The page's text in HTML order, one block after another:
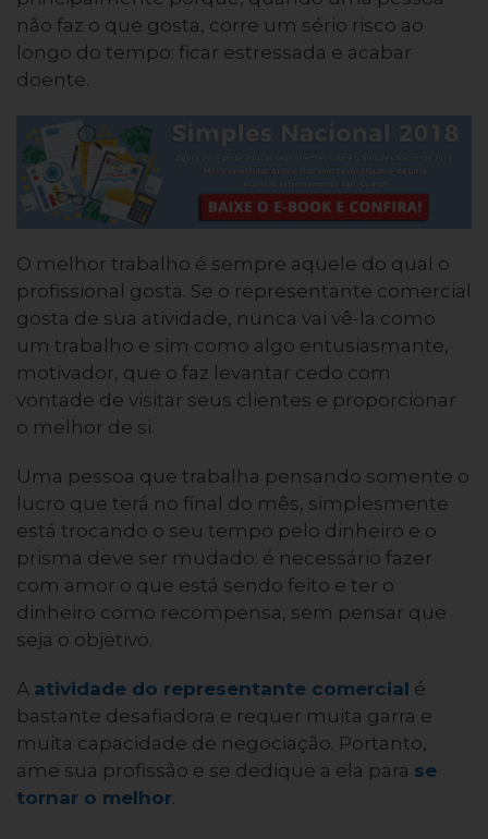
não faz o que gosta, corre um sério risco ao
longo do tempo: ficar estressada e acabar
doente.
O melhor trabalho é sempre aquele do qual o
profissional gosta. Se o representante comercial
gosta de sua atividade, nunca vai vê-la como
um trabalho e sim como algo entusiasmante,
motivador, que o faz levantar cedo com
vontade de visitar seus clientes e proporcionar
o melhor de si.
Uma pessoa que trabalha pensando somente o
lucro que terá no final do mês, simplesmente
está trocando o seu tempo pelo dinheiro e o
prisma deve ser mudado: é necessário fazer
com amor o que está sendo feito e ter o
dinheiro como recompensa, sem pensar que
seja o objetivo.
A atividade do representante comercial é
bastante desafiadora e requer muita garra e
muita capacidade de negociação. Portanto,
ame sua profissão e se dedique a ela para se
tornar o melhor.